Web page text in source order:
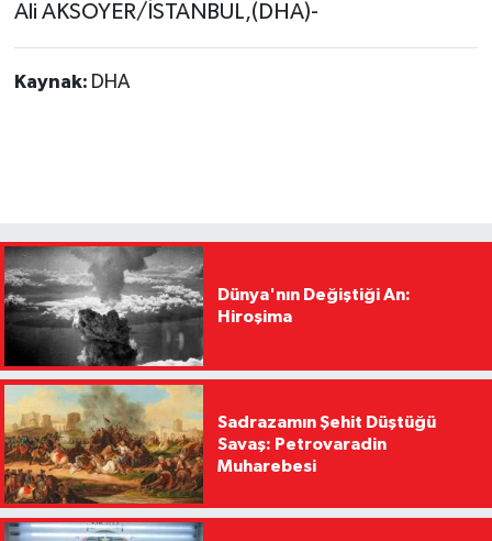
Ali AKSOYER/İSTANBUL,(DHA)-
Kaynak: DHA
Dünya'nın Değiştiği An:
Hiroşima
Sadrazamın Şehit Düştüğü
Savaş: Petrovaradin
Muharebesi